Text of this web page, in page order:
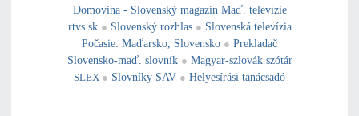
Domovina - Slovenský magazín Maď. televízie
rtvs.sk ● Slovenský rozhlas ● Slovenská televízia
Počasie: Maďarsko Slovensko ● Prekladač
Slovensko-maď. slovník ● Magyar-szlovák szótár
SLEX ● Slovníky SAV ● Helyesírási tanácsadó